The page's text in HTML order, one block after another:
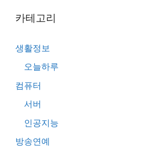
카테고리
생활정보
오늘하루
컴퓨터
서버
인공지능
방송연예